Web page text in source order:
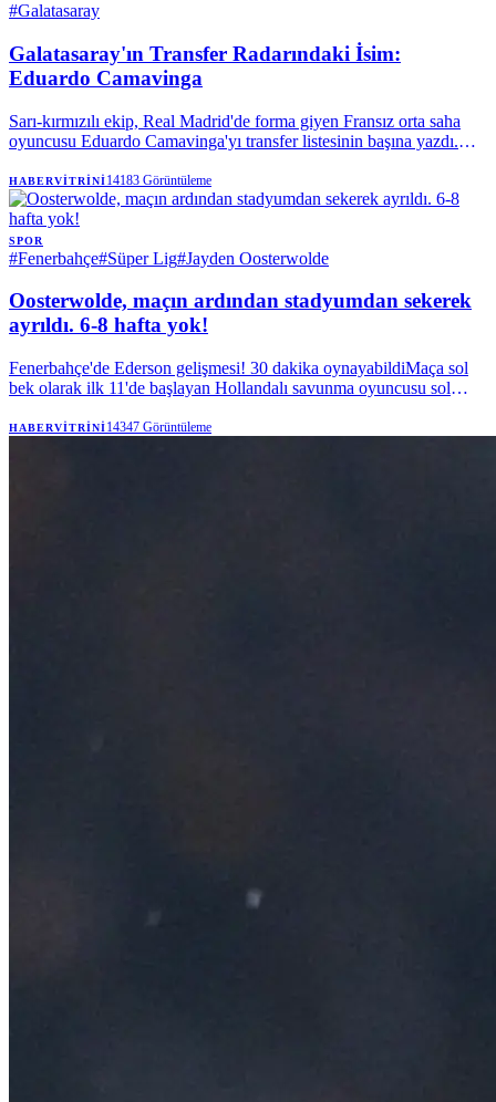
#Galatasaray
Galatasaray'ın Transfer Radarındaki İsim:
Eduardo Camavinga
Sarı-kırmızılı ekip, Real Madrid'de forma giyen Fransız orta saha
oyuncusu Eduardo Camavinga'yı transfer listesinin başına yazdı.
alma opsiyonlu kiralama teklifi gündemde.
HABERVITRINI14183 Görüntüleme
SPOR
#Fenerbahçe#Süper Lig#Jayden Oosterwolde
Oosterwolde, maçın ardından stadyumdan sekerek
ayrıldı. 6-8 hafta yok!
Fenerbahçe'de Ederson gelişmesi! 30 dakika oynayabildiMaça sol
bek olarak ilk 11'de başlayan Hollandalı savunma oyuncusu sol
HABERVITRINI14347 Görüntüleme